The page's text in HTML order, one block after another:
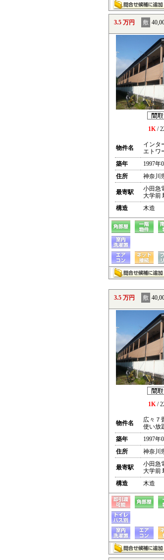
3.5 万円 敷
1K/
物件名
インタ
エトワ
築年
1997年
住所
神奈川
最寄駅
小田急
大学前
構造
木造
3.5 万円 敷
1K/
物件名
広々７
使い放
築年
1997年
住所
神奈川
最寄駅
小田急
大学前
構造
木造